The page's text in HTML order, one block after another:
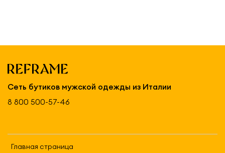
Главная страница
Сеть бутиков мужской одежды из Италии
8 800 500-57-46